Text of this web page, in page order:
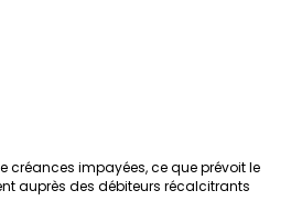
créances impayées, ce que prévoit le
auprès des débiteurs récalcitrants